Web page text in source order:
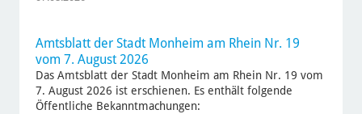
Amtsblatt der Stadt Monheim am Rhein Nr. 19
vom 7. August 2026
Das Amtsblatt der Stadt Monheim am Rhein Nr. 19 vom
7. August 2026 ist erschienen. Es enthält folgende
Öffentliche Bekanntmachungen: